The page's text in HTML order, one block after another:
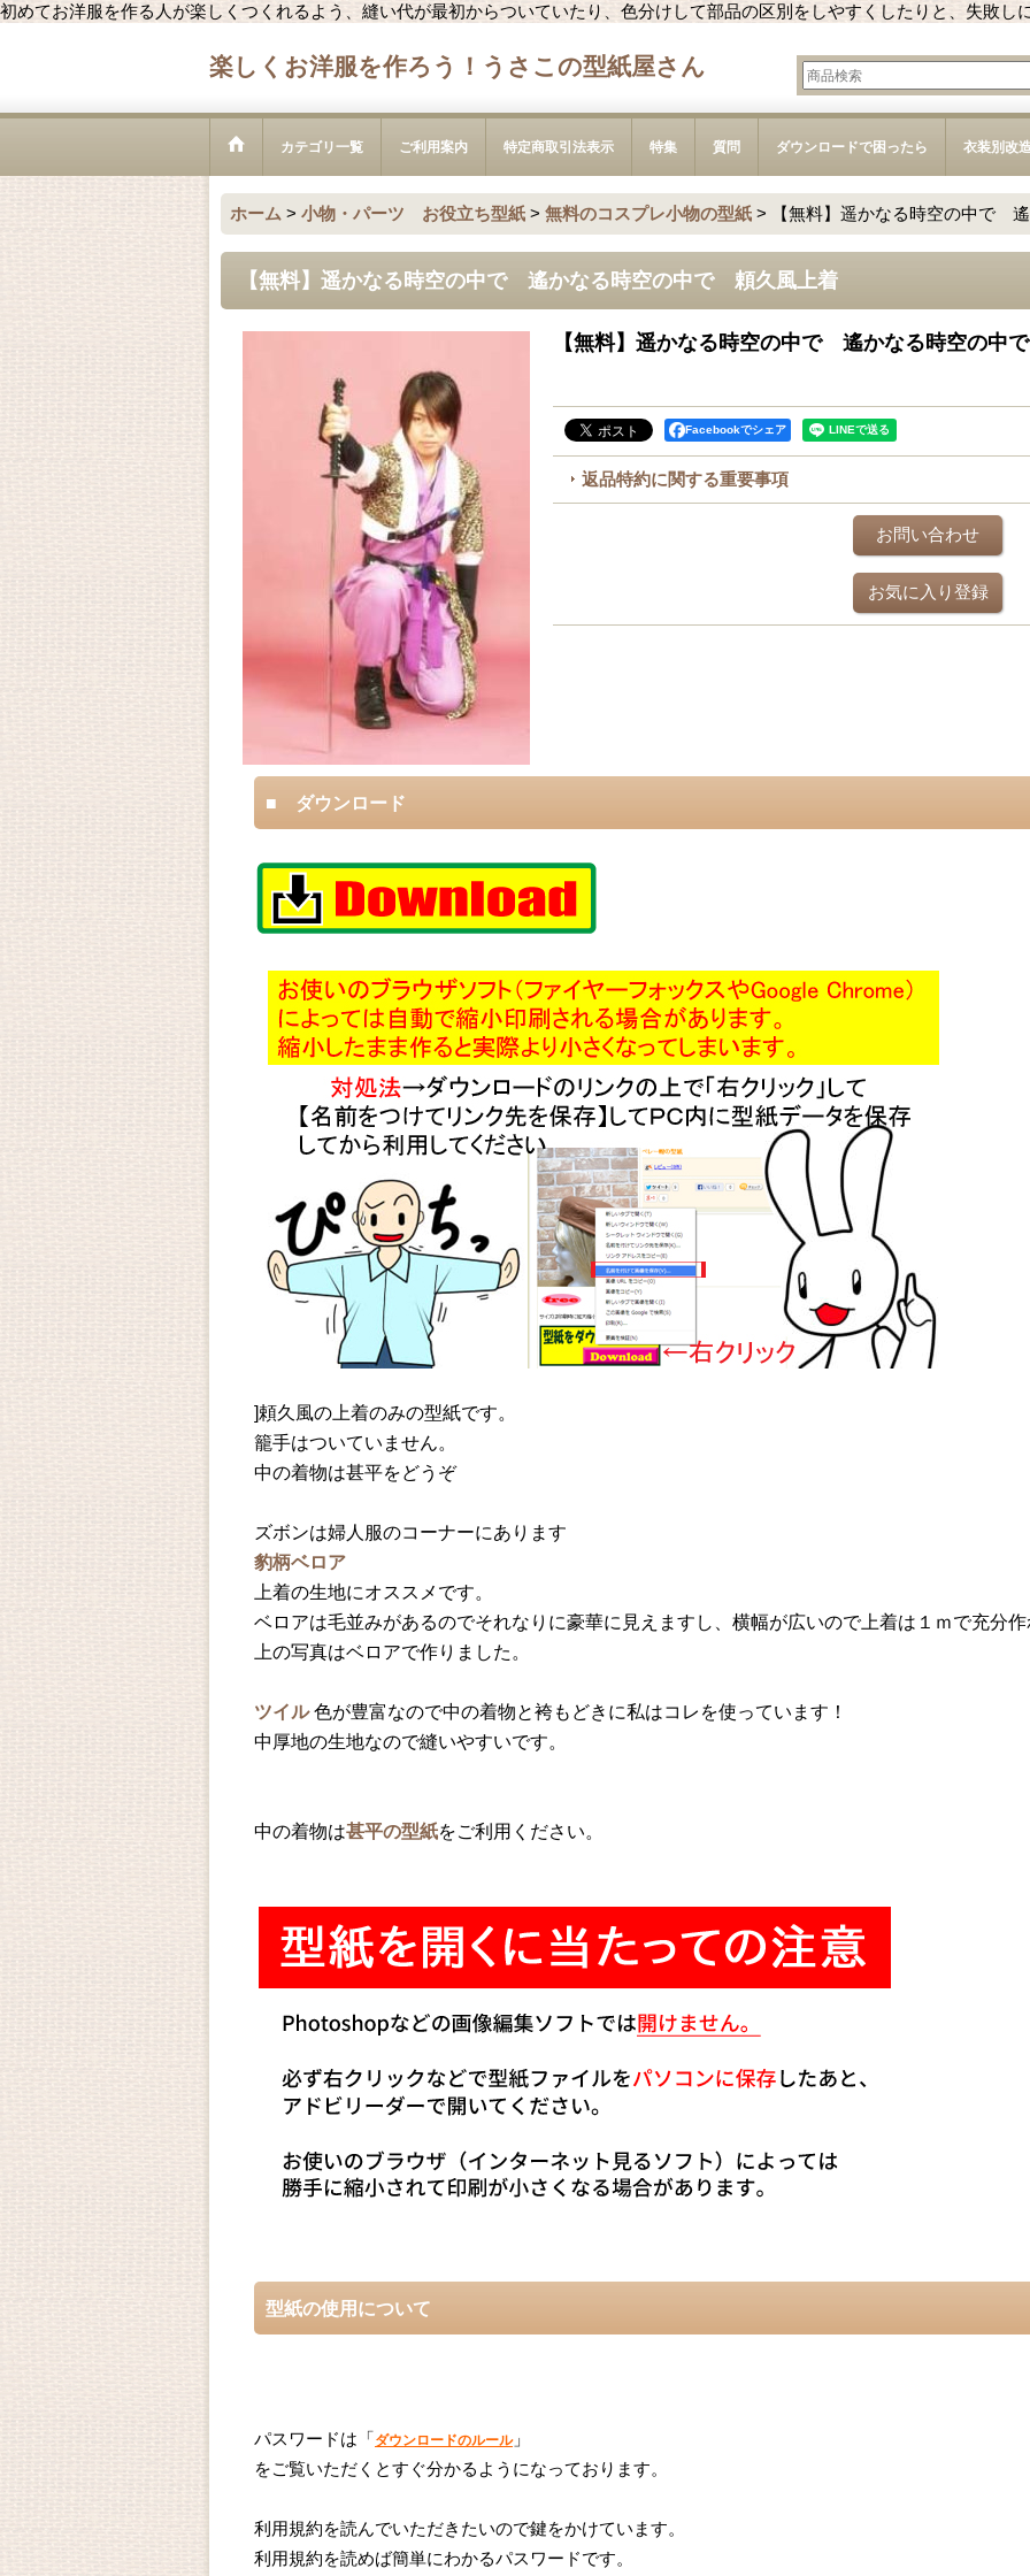
初めてお洋服を作る人が楽しくつくれるよう、縫い代が最初からついていたり、色分けして部品の区別をしやすくしたりと、失敗し
楽しくお洋服を作ろう！うさこの型紙屋さん
カテゴリ一覧 ご利用案内 特定商取引法表示 特集 質問 ダウンロードで困ったら 衣装別改
ホーム > 小物・パーツ お役立ち型紙 > 無料のコスプレ小物の型紙 > 【無料】遥かなる時空の中で
【無料】遥かなる時空の中で 遙かなる時空の中で 頼久風上着
【無料】遥かなる時空の中で 遙かなる時空の中
Facebookでシェア
返品特約に関する重要事項
お問い合わせ
お気に入り登録
■ ダウンロード
]頼久風の上着のみの型紙です。
籠手はついていません。
中の着物は甚平をどうぞ
ズボンは婦人服のコーナーにあります
豹柄ベロア
上着の生地にオススメです。
ベロアは毛並みがあるのでそれなりに豪華に見えますし、横幅が広いので上着は１ｍで充分
上の写真はベロアで作りました。
ツイル色が豊富なので中の着物と袴もどきに私はコレを使っています！
中厚地の生地なので縫いやすいです。
中の着物は甚平の型紙をご利用ください。
型紙の使用について
パスワードは「 ダウンロードのルール」
をご覧いただくとすぐ分かるようになっております。
利用規約を読んでいただきたいので鍵をかけています。
利用規約を読めば簡単にわかるパスワードです。